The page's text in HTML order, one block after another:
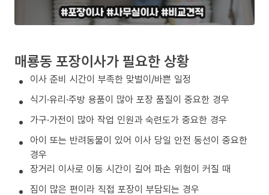
매룡동 포장이사가 필요한 상황
이사 준비 시간이 부족한 맞벌이/바쁜 일정
식기·유리·주방 용품이 많아 포장 품질이 중요한 경우
가구·가전이 많아 작업 인원과 숙련도가 중요한 경우
아이 또는 반려동물이 있어 이사 당일 안전 동선이 중요한
경우
장거리 이사로 이동 시간이 길어 파손 위험이 커질 때
짐이 많은 편이라 직접 포장이 부담되는 경우